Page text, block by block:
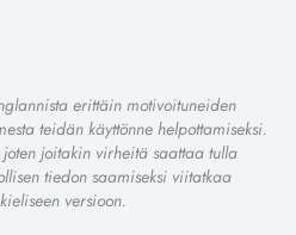
erittäin motivoituneiden
teidän käyttönne helpottamiseksi.
joitakin virheitä saattaa tulla
tiedon saamiseksi viitatkaa
versioon.